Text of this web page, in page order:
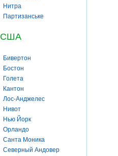
Нитра
Партизанське
США
Бивертон
Бостон
Голета
Кантон
Лос-Анджелес
Нивот
Нью Йорк
Орландо
Санта Моника
Северный Андовер